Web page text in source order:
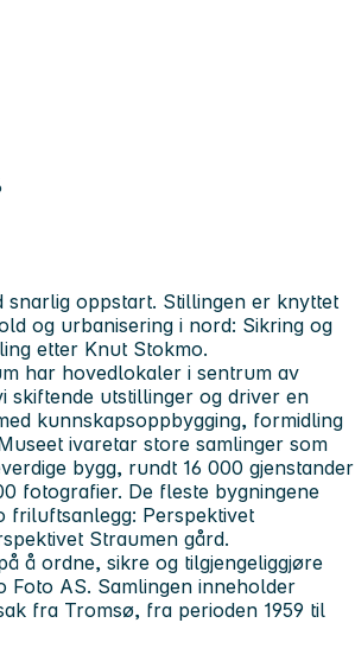
snarlig oppstart. Stillingen er knyttet
og urbanisering i nord: Sikring og
etter Knut Stokmo.
har hovedlokaler i sentrum av
skiftende utstillinger og driver en
kunnskapsoppbygging, formidling
ivaretar store samlinger som
bygg, rundt 16 000 gjenstander
fotografier. De fleste bygningene
friluftsanlegg: Perspektivet
Straumen gård.
å ordne, sikre og tilgjengeliggjøre
Foto AS. Samlingen inneholder
fra Tromsø, fra perioden 1959 til